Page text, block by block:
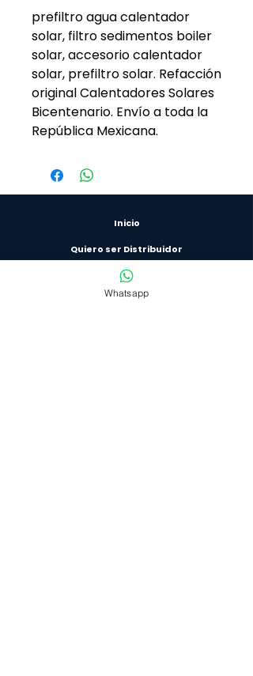
prefiltro agua calentador
solar, filtro sedimentos boiler
solar, accesorio calentador
solar, prefiltro solar. Refacción
original Calentadores Solares
Bicentenario. Envío a toda la
República Mexicana.
Inicio
Quiero ser Distribuidor
Preguntas Frecuentes
Invi/Hipoteca Verde
Whatsapp